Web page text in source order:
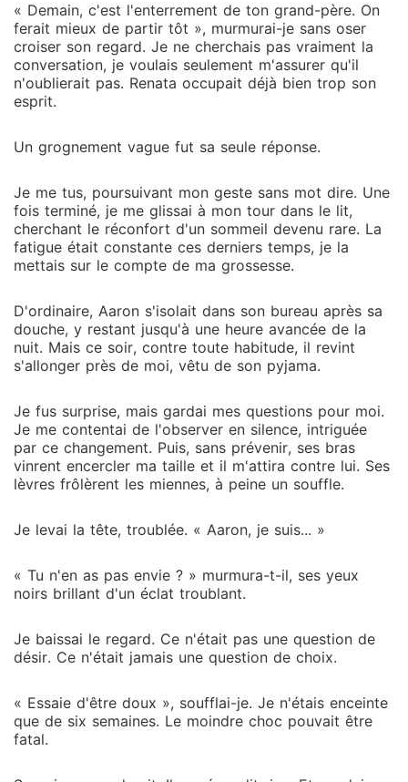
« Demain, c'est l'enterrement de ton grand-père. On
ferait mieux de partir tôt », murmurai-je sans oser
croiser son regard. Je ne cherchais pas vraiment la
conversation, je voulais seulement m'assurer qu'il
n'oublierait pas. Renata occupait déjà bien trop son
esprit.
Un grognement vague fut sa seule réponse.
Je me tus, poursuivant mon geste sans mot dire. Une
fois terminé, je me glissai à mon tour dans le lit,
cherchant le réconfort d'un sommeil devenu rare. La
fatigue était constante ces derniers temps, je la
mettais sur le compte de ma grossesse.
D'ordinaire, Aaron s'isolait dans son bureau après sa
douche, y restant jusqu'à une heure avancée de la
nuit. Mais ce soir, contre toute habitude, il revint
s'allonger près de moi, vêtu de son pyjama.
Je fus surprise, mais gardai mes questions pour moi.
Je me contentai de l'observer en silence, intriguée
par ce changement. Puis, sans prévenir, ses bras
vinrent encercler ma taille et il m'attira contre lui. Ses
lèvres frôlèrent les miennes, à peine un souffle.
Je levai la tête, troublée. « Aaron, je suis... »
« Tu n'en as pas envie ? » murmura-t-il, ses yeux
noirs brillant d'un éclat troublant.
Je baissai le regard. Ce n'était pas une question de
désir. Ce n'était jamais une question de choix.
« Essaie d'être doux », soufflai-je. Je n'étais enceinte
que de six semaines. Le moindre choc pouvait être
fatal.